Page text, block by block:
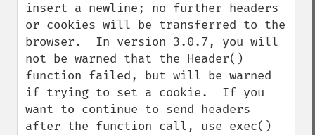
insert a newline; no further headers
or cookies will be transferred to the
browser.  In version 3.0.7, you will
not be warned that the Header()
function failed, but will be warned
if trying to set a cookie.  If you
want to continue to send headers
after the function call, use exec()